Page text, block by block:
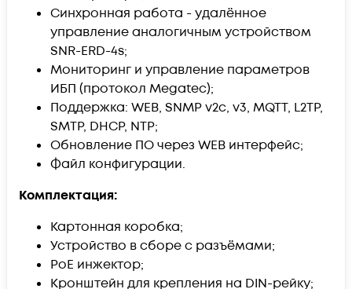
Синхронная работа - удалённое
управление аналогичным устройством
SNR-ERD-4s;
Мониторинг и управление параметров
ИБП (протокол Megatec);
Поддержка: WEB, SNMP v2c, v3, MQTT, L2TP,
SMTP, DHCP, NTP;
Обновление ПО через WEB интерфейс;
Файл конфигурации.
Комплектация:
Картонная коробка;
Устройство в сборе с разъёмами;
PoE инжектор;
Кронштейн для крепления на DIN-рейку;